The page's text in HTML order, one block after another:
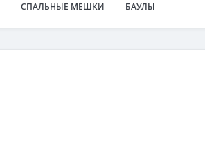
СПАЛЬНЫЕ МЕШКИ БАУЛЫ